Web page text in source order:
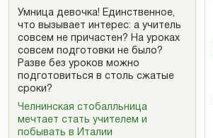
Умница девочка! Единственное,
что вызывает интерес: а учитель
совсем не причастен? На уроках
совсем подготовки не было?
Разве без уроков можно
подготовиться в столь сжатые
сроки?
Челнинская стобалльница
мечтает стать учителем и
побывать в Италии